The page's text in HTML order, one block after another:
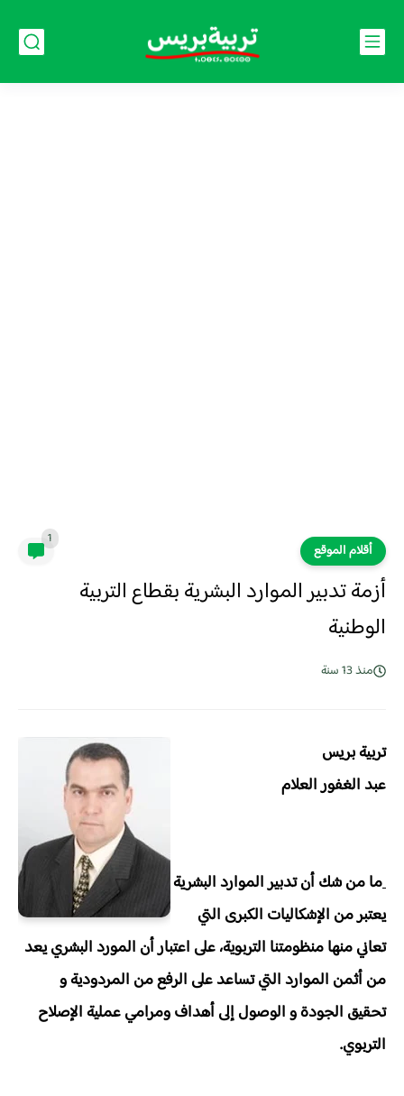
أقلام الموقع
1
أزمة تدبير الموارد البشرية بقطاع التربية
الوطنية
منذ 13 سنة
تربية بريس
عبد الغفور العلام
ما من شك أن تدبير الموارد البشرية
يعتبر من الإشكاليات الكبرى التي
تعاني منها منظومتنا التربوية، على اعتبار أن المورد البشري يعد
من أثمن الموارد التي تساعد على الرفع من المردودية و
تحقيق الجودة و الوصول إلى أهداف ومرامي عملية الإصلاح
التربوي.